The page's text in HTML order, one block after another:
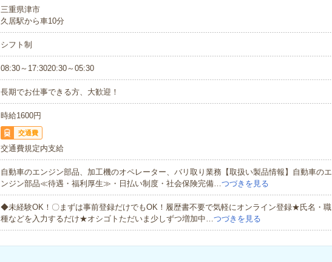
三重県津市
久居駅から車10分
シフト制
08:30～17:3020:30～05:30
長期でお仕事できる方、大歓迎！
時給1600円
交通費
交通費規定内支給
自動車のエンジン部品、加工機のオペレーター、バリ取り業務【取扱い製品情報】自動車のエ
ンジン部品≪待遇・福利厚生≫・日払い制度・社会保険完備…つづきを見る
◆未経験OK！〇まずは事前登録だけでもOK！履歴書不要で気軽にオンライン登録★氏名・職
種などを入力するだけ★オシゴトただいま少しずつ増加中…つづきを見る